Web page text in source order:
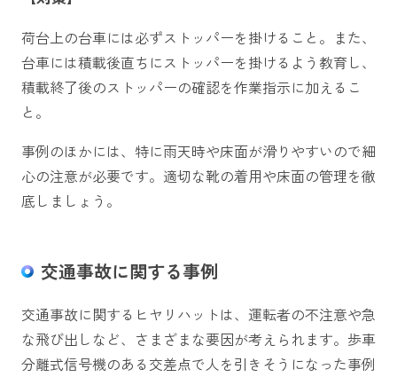
荷台上の台車には必ずストッパーを掛けること。また、
台車には積載後直ちにストッパーを掛けるよう教育し、
積載終了後のストッパーの確認を作業指示に加えるこ
と。
事例のほかには、特に雨天時や床面が滑りやすいので細
心の注意が必要です。適切な靴の着用や床面の管理を徹
底しましょう。
交通事故に関する事例
交通事故に関するヒヤリハットは、運転者の不注意や急
な飛び出しなど、さまざまな要因が考えられます。歩車
分離式信号機のある交差点で人を引きそうになった事例